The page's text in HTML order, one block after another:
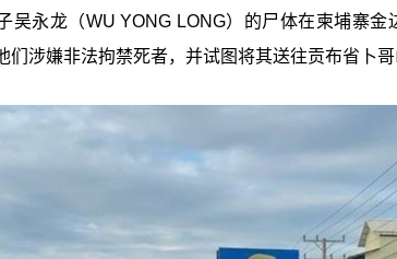
吴永龙（WU YONG LONG）的尸体在柬埔寨
们涉嫌非法拘禁死者，并试图将其送往贡布省卜